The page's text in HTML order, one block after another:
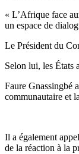
« L’Afrique face
un espace de
Le Président du
Selon lui, les États
Faure Gnassingbé
communautaire et
Il a également
de la réaction à la